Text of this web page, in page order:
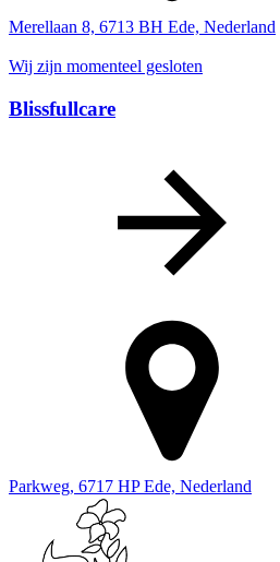
Merellaan 8, 6713 BH Ede, Nederland
Wij zijn momenteel gesloten
Blissfullcare
Parkweg, 6717 HP Ede, Nederland